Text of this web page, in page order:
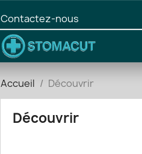
Contactez-nous
Accueil Découvrir
Découvrir